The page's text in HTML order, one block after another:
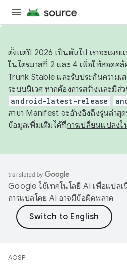
ตั้งแต่ปี 2026 เป็นต้นไป เราจะเผย
ในไตรมาสที่ 2 และ 4 เพื่อให้สอดค
Trunk Stable และรับประกันความ
ระบบนิเวศ หากต้องการสร้างและมีส่
android-latest-release
สาขา Manifest จะอ้างอิงถึงรุ่นล่าสุ
ข้อมูลเพิ่มเติมได้ที่การเปลี่ยนแปลงใ
Google ใช้เทคโนโลยี AI เพื่อแปล
การแปลโดย AI อาจมีข้อผิดพลาด
AOSP